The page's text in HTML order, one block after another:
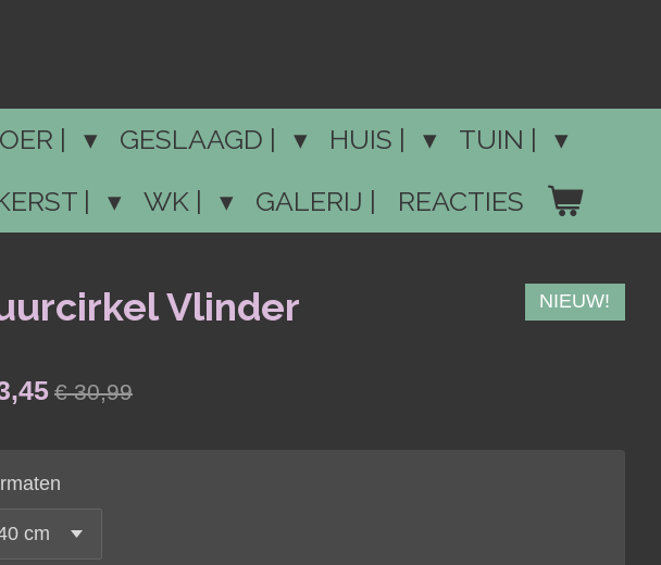
| GESLAAGD | HUIS |
TUIN |
| WK | GALERIJ | REACTIES
Vlinder NIEUW!
€ 30,99